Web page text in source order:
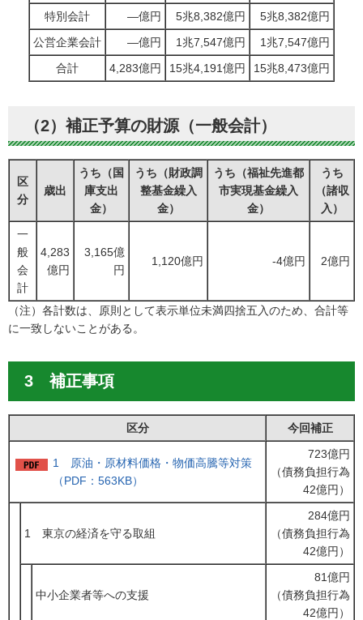
特別会計
―億円 5兆8,382億円
5兆8,382億円
公営企業会計
―億円 1兆7,547億円
1兆7,547億円
合計
4,283億円 15兆4,191億円 15兆8,473億円
（2）補正予算の財源（一般会計）
区
分
歳出
うち（国
庫支出
金）
うち（財政調
整基金繰入
金）
うち（福祉先進都
市実現基金繰入
金）
うち
（諸収
入）
一
般
会
計
4,283
億円
3,165億
円
1,120億円 -4億円 2億円
（注）各計数は、原則として表示単位未満四捨五入のため、合計等
に一致しないことがある。
3 補正事項
区分 今回補正
1 原油・原材料価格・物価高騰等対策
（PDF：563KB）
723億円
（債務負担行為
42億円）
1 東京の経済を守る取組
284億円
（債務負担行為
42億円）
中小企業者等への支援
81億円
（債務負担行為
42億円）